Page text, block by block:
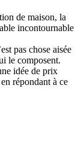
de maison, la
incontournable
pas chose aisée
le composent.
idée de prix
répondant à ce